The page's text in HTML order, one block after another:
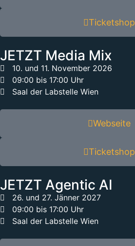
Ticketshop
JETZT Media Mix
10. und 11. November 2026
09:00 bis 17:00 Uhr
Saal der Labstelle Wien
Webseite
Ticketshop
JETZT Agentic AI
26. und 27. Jänner 2027
09:00 bis 17:00 Uhr
Saal der Labstelle Wien